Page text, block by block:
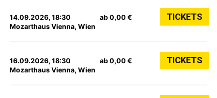
14.09.2026, 18:30
Mozarthaus Vienna, Wien
ab 0,00 € TICKETS
16.09.2026, 18:30
Mozarthaus Vienna, Wien
ab 0,00 € TICKETS